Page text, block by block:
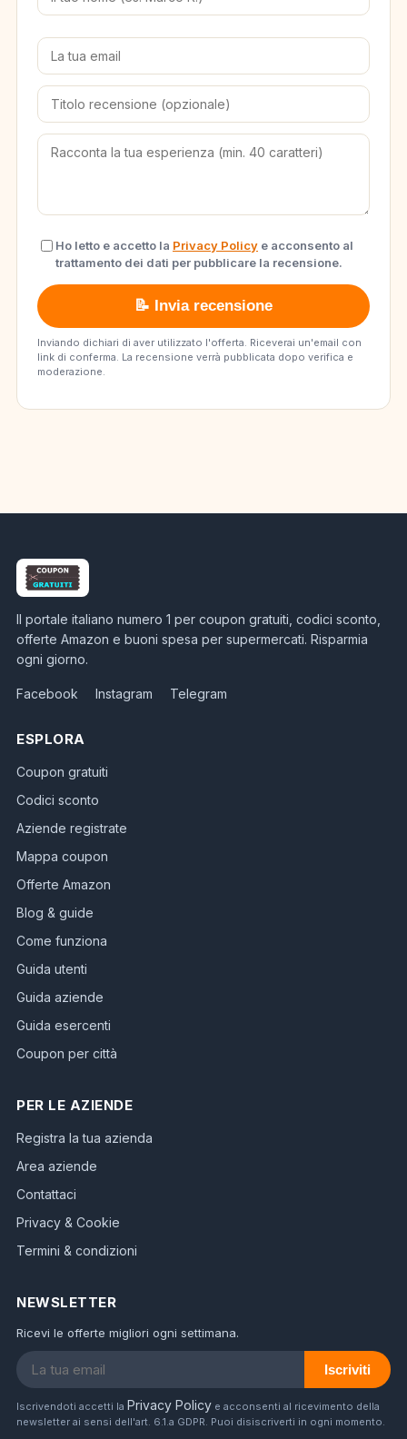
Ho letto e accetto la Privacy Policy e acconsento al
trattamento dei dati per pubblicare la recensione.
📝 Invia recensione
Inviando dichiari di aver utilizzato l'offerta. Riceverai un'email con
link di conferma. La recensione verrà pubblicata dopo verifica e
moderazione.
Il portale italiano numero 1 per coupon gratuiti, codici sconto,
offerte Amazon e buoni spesa per supermercati. Risparmia
ogni giorno.
Facebook Instagram Telegram
ESPLORA
Coupon gratuiti
Codici sconto
Aziende registrate
Mappa coupon
Offerte Amazon
Blog & guide
Come funziona
Guida utenti
Guida aziende
Guida esercenti
Coupon per città
PER LE AZIENDE
Registra la tua azienda
Area aziende
Contattaci
Privacy & Cookie
Termini & condizioni
NEWSLETTER
Ricevi le offerte migliori ogni settimana.
Iscriviti
Iscrivendoti accetti la Privacy Policy e acconsenti al ricevimento della
newsletter ai sensi dell'art. 6.1.a GDPR. Puoi disiscriverti in ogni momento.